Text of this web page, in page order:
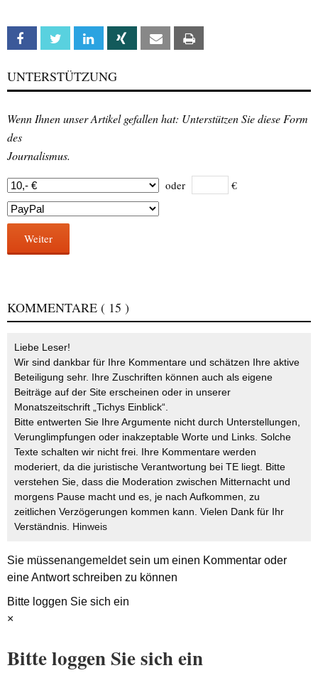
Facebook Twitter Linkedin Xing Email
UNTERSTÜTZUNG
Wenn Ihnen unser Artikel gefallen hat: Unterstützen Sie diese Form
des
Journalismus.
oder €
Weiter
KOMMENTARE ( 15 )
Liebe Leser!
Wir sind dankbar für Ihre Kommentare und schätzen Ihre aktive
Beteiligung sehr. Ihre Zuschriften können auch als eigene
Beiträge auf der Site erscheinen oder in unserer
Monatszeitschrift „Tichys Einblick“.
Bitte entwerten Sie Ihre Argumente nicht durch Unterstellungen,
Verunglimpfungen oder inakzeptable Worte und Links. Solche
Texte schalten wir nicht frei. Ihre Kommentare werden
moderiert, da die juristische Verantwortung bei TE liegt. Bitte
verstehen Sie, dass die Moderation zwischen Mitternacht und
morgens Pause macht und es, je nach Aufkommen, zu
zeitlichen Verzögerungen kommen kann. Vielen Dank für Ihr
Verständnis. Hinweis
Sie müssenangemeldetsein um einen Kommentar oder
eine Antwort schreiben zu können
Bitte loggen Sie sich ein
×
Bitte loggen Sie sich ein